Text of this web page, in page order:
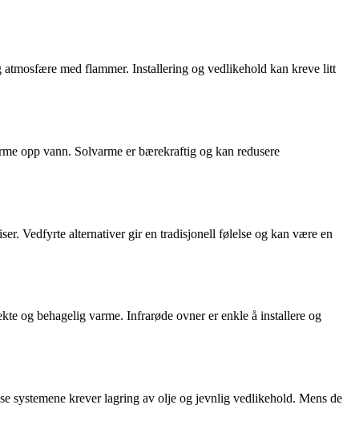
med flammer. Installering og vedlikehold kan kreve litt
opp vann. Solvarme er bærekraftig og kan redusere
Vedfyrte alternativer gir en tradisjonell følelse og kan være en
og behagelig varme. Infrarøde ovner er enkle å installere og
systemene krever lagring av olje og jevnlig vedlikehold. Mens de